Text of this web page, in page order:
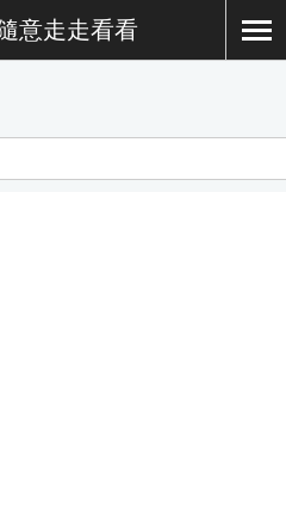
意走走看看